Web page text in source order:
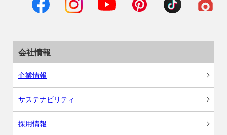
会社情報
企業情報
サステナビリティ
採用情報